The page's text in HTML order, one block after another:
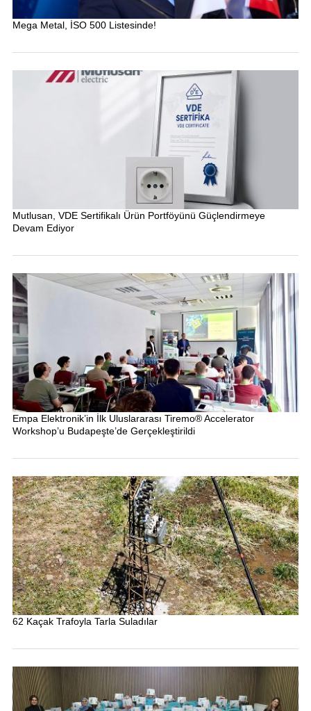
Mega Metal, İSO 500 Listesinde!
Mutlusan, VDE Sertifikalı Ürün Portföyünü Güçlendirmeye
Devam Ediyor
Empa Elektronik’in İlk Uluslararası Tiremo® Accelerator
Workshop’u Budapeşte’de Gerçekleştirildi
62 Kaçak Trafoyla Tarla Suladılar